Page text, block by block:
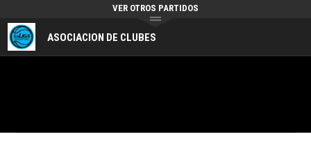
ASOCIACION DE CLUBES
VER OTROS PARTIDOS